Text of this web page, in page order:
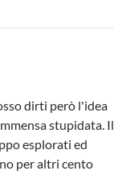
dirti però l'idea
stupidata. Il
esplorati ed
per altri cento